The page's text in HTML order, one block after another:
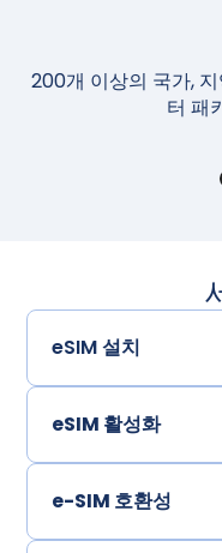
200개 이상의 국가,
터 패
eSIM 설치
eSIM 활성화
e-SIM 호환성